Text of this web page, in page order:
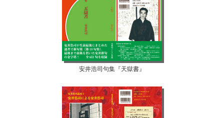
安井浩司句集『天獄書』